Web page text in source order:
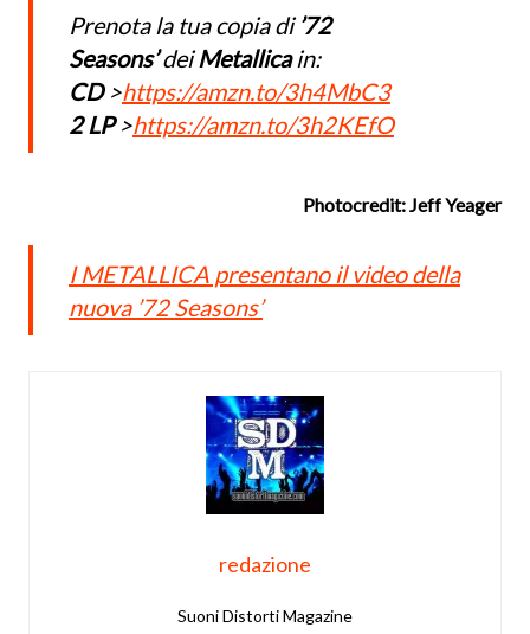
Prenota la tua copia di’72
Seasons’deiMetallicain:
CD>https://amzn.to/3h4MbC3
2 LP>https://amzn.to/3h2KEfO
Photocredit: Jeff Yeager
I METALLICA presentano il video della
nuova ’72 Seasons’
redazione
Suoni Distorti Magazine